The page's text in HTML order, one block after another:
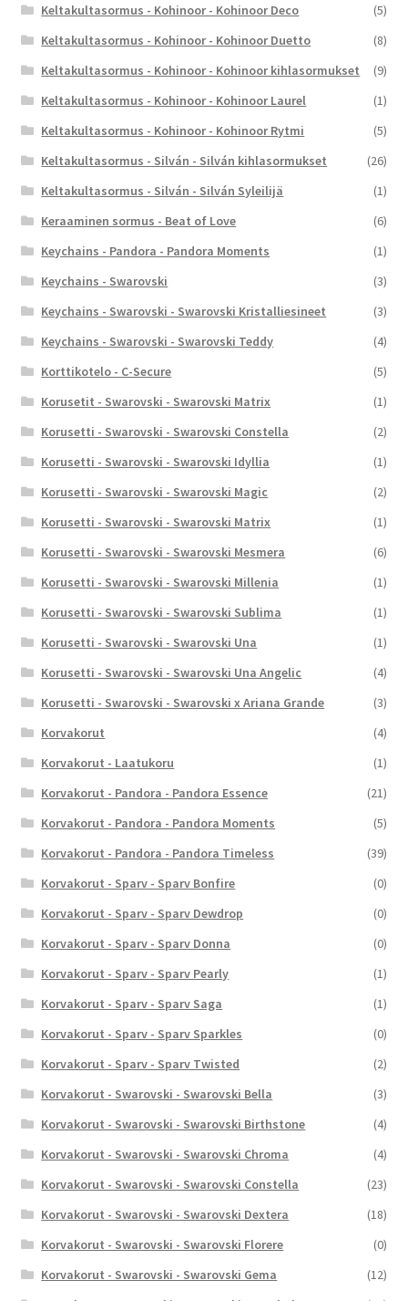
Keltakultasormus - Kohinoor - Kohinoor Deco
(5)
Keltakultasormus - Kohinoor - Kohinoor Duetto
(8)
Keltakultasormus - Kohinoor - Kohinoor kihlasormukset
(9)
Keltakultasormus - Kohinoor - Kohinoor Laurel
(1)
Keltakultasormus - Kohinoor - Kohinoor Rytmi
(5)
Keltakultasormus - Silván - Silván kihlasormukset
(26)
Keltakultasormus - Silván - Silván Syleilijä
(1)
Keraaminen sormus - Beat of Love
(6)
Keychains - Pandora - Pandora Moments
(1)
Keychains - Swarovski
(3)
Keychains - Swarovski - Swarovski Kristalliesineet
(3)
Keychains - Swarovski - Swarovski Teddy
(4)
Korttikotelo - C-Secure
(5)
Korusetit - Swarovski - Swarovski Matrix
(1)
Korusetti - Swarovski - Swarovski Constella
(2)
Korusetti - Swarovski - Swarovski Idyllia
(1)
Korusetti - Swarovski - Swarovski Magic
(2)
Korusetti - Swarovski - Swarovski Matrix
(1)
Korusetti - Swarovski - Swarovski Mesmera
(6)
Korusetti - Swarovski - Swarovski Millenia
(1)
Korusetti - Swarovski - Swarovski Sublima
(1)
Korusetti - Swarovski - Swarovski Una
(1)
Korusetti - Swarovski - Swarovski Una Angelic
(4)
Korusetti - Swarovski - Swarovski x Ariana Grande
(3)
Korvakorut
(4)
Korvakorut - Laatukoru
(1)
Korvakorut - Pandora - Pandora Essence
(21)
Korvakorut - Pandora - Pandora Moments
(5)
Korvakorut - Pandora - Pandora Timeless
(39)
Korvakorut - Sparv - Sparv Bonfire
(0)
Korvakorut - Sparv - Sparv Dewdrop
(0)
Korvakorut - Sparv - Sparv Donna
(0)
Korvakorut - Sparv - Sparv Pearly
(1)
Korvakorut - Sparv - Sparv Saga
(1)
Korvakorut - Sparv - Sparv Sparkles
(0)
Korvakorut - Sparv - Sparv Twisted
(2)
Korvakorut - Swarovski - Swarovski Bella
(3)
Korvakorut - Swarovski - Swarovski Birthstone
(4)
Korvakorut - Swarovski - Swarovski Chroma
(4)
Korvakorut - Swarovski - Swarovski Constella
(23)
Korvakorut - Swarovski - Swarovski Dextera
(18)
Korvakorut - Swarovski - Swarovski Florere
(0)
Korvakorut - Swarovski - Swarovski Gema
(12)